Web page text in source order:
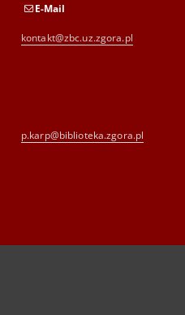
E-Mail
kontakt@zbc.uz.zgora.pl
p.karp@biblioteka.zgora.pl